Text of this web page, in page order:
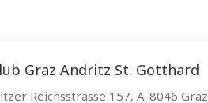
Graz Andritz St. Gotthard
Reichsstrasse 157, A-8046 Graz